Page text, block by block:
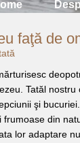
faţă de
Tatăl nostru
şi
frumoase din
lor adaptare